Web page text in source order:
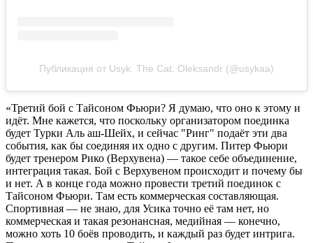
Публикация от Usyk. The Cat. Oleksandr (@usykaa)
«Третий бой с Тайсоном Фьюри? Я думаю, что оно к этому и
идёт. Мне кажется, что поскольку организатором поединка
будет Турки Аль аш-Шейх, и сейчас "Ринг" подаёт эти два
события, как бы соединяя их одно с другим. Питер Фьюри
будет тренером Рико (Верхувена) — такое себе объединение,
интеграция такая. Бой с Верхувеном происходит и почему бы
и нет. А в конце года можно провести третий поединок с
Тайсоном Фьюри. Там есть коммерческая составляющая.
Спортивная — не знаю, для Усика точно её там нет, но
коммерческая и такая резонансная, медийная — конечно,
можно хоть 10 боёв проводить, и каждый раз будет интрига.